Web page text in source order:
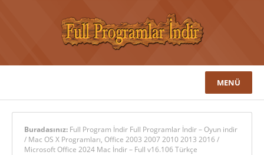
MENÜ
Buradasınız: Full Program İndir Full Programlar İndir – Oyun indir
/ Mac OS X Programları, Office 2003 2007 2010 2013 2016 /
Microsoft Office 2024 Mac İndir – Full v16.106 Türkçe